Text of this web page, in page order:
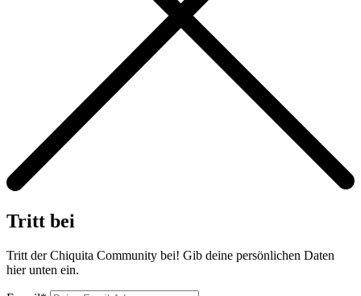
Tritt bei
Tritt der Chiquita Community bei! Gib deine persönlichen Daten
hier unten ein.